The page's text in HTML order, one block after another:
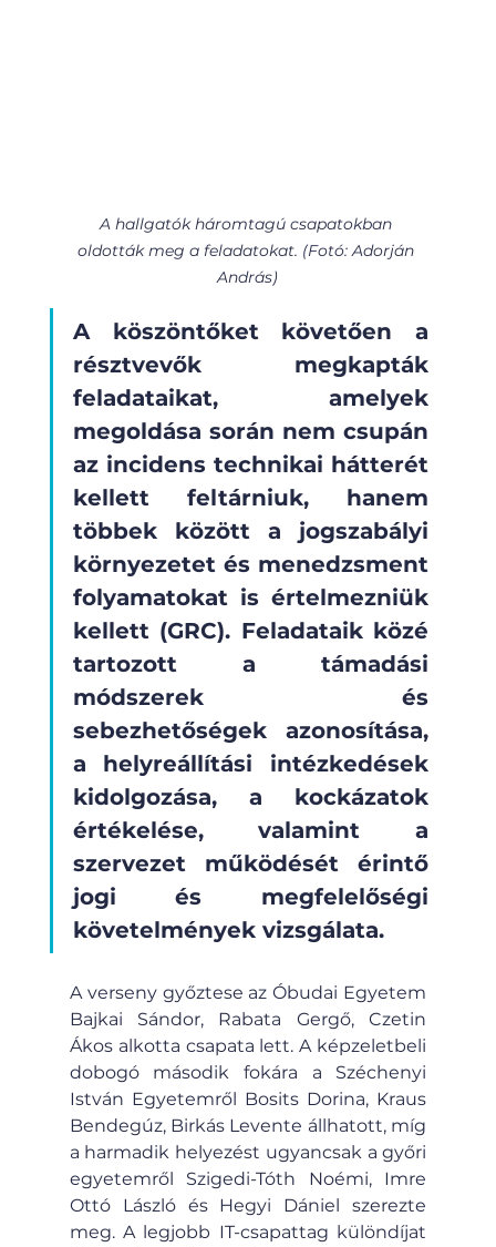
A hallgatók háromtagú csapatokban
oldották meg a feladatokat. (Fotó: Adorján
András)
A köszöntőket követően a
résztvevők megkapták
feladataikat, amelyek
megoldása során nem csupán
az incidens technikai hátterét
kellett feltárniuk, hanem
többek között a jogszabályi
környezetet és menedzsment
folyamatokat is értelmezniük
kellett (GRC). Feladataik közé
tartozott a támadási
módszerek és
sebezhetőségek azonosítása,
a helyreállítási intézkedések
kidolgozása, a kockázatok
értékelése, valamint a
szervezet működését érintő
jogi és megfelelőségi
követelmények vizsgálata.
A verseny győztese az Óbudai Egyetem
Bajkai Sándor, Rabata Gergő, Czetin
Ákos alkotta csapata lett. A képzeletbeli
dobogó második fokára a Széchenyi
István Egyetemről Bosits Dorina, Kraus
Bendegúz, Birkás Levente állhatott, míg
a harmadik helyezést ugyancsak a győri
egyetemről Szigedi-Tóth Noémi, Imre
Ottó László és Hegyi Dániel szerezte
meg. A legjobb IT-csapattag különdíjat